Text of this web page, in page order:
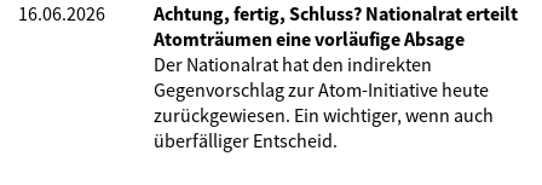
16.06.2026
Achtung, fertig, Schluss? Nationalrat erteilt
Atomträumen eine vorläufige Absage
Der Nationalrat hat den indirekten
Gegenvorschlag zur Atom-Initiative heute
zurückgewiesen. Ein wichtiger, wenn auch
überfälliger Entscheid.